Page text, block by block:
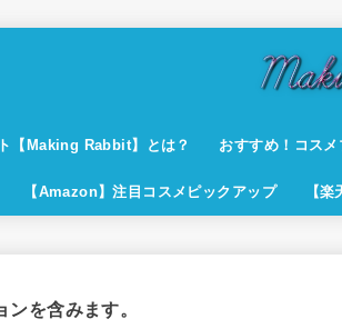
【Making Rabbit】とは？ おすすめ！コスメ
【Amazon】注目コスメピックアップ 【
を含みます。